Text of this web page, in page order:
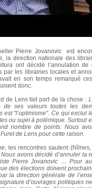
Pierre Jovanovic est
la direction nationale des
ont décidé l’annulation de
par les librairies locales et
en son temps remarqué
donc.
de Lens fait part de la chose :
ses valeurs toutes les
"l’optimisme". Ce qui exclut
ou sujet à polémique. Surtout
nombre de points. Nous
de Lens pour cette raison.
, les rencontres sautent
Nous avons décidé d’annuler la
PierreJovanovic … Pour
des élections doivent
la direction générale de
d’ouvrages politiques